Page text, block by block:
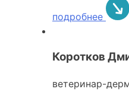
подробнее
Коротков
ветеринар-